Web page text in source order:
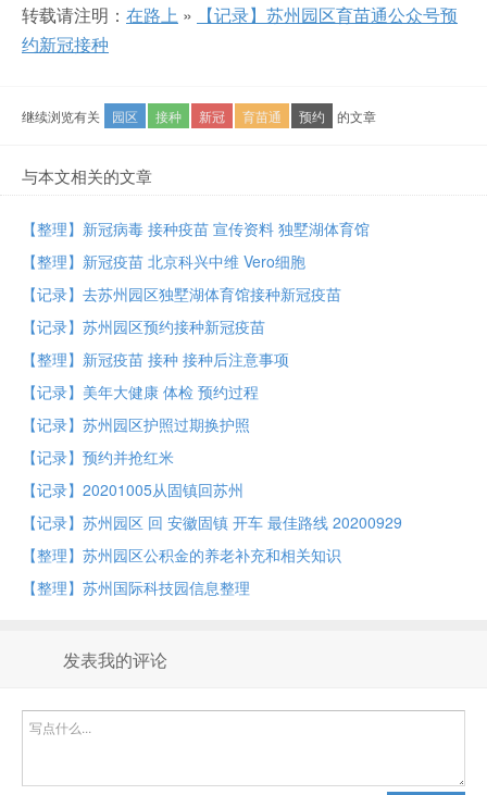
转载请注明： 在路上 »
【记录】苏州园区育苗通公众号预
约新冠接种
继续浏览有关 园区 接种 新冠 育苗通 预约 的文章
与本文相关的文章
【整理】新冠病毒 接种疫苗 宣传资料 独墅湖体育馆
【整理】新冠疫苗 北京科兴中维 Vero细胞
【记录】去苏州园区独墅湖体育馆接种新冠疫苗
【记录】苏州园区预约接种新冠疫苗
【整理】新冠疫苗 接种 接种后注意事项
【记录】美年大健康 体检 预约过程
【记录】苏州园区护照过期换护照
【记录】预约并抢红米
【记录】20201005从固镇回苏州
【记录】苏州园区 回 安徽固镇 开车 最佳路线 20200929
【整理】苏州园区公积金的养老补充和相关知识
【整理】苏州国际科技园信息整理
发表我的评论